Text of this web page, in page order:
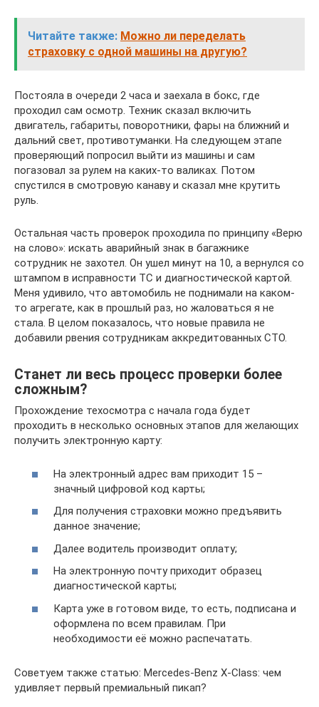
Читайте также: Можно ли переделать
страховку с одной машины на другую?
Постояла в очереди 2 часа и заехала в бокс, где
проходил сам осмотр. Техник сказал включить
двигатель, габариты, поворотники, фары на ближний и
дальний свет, противотуманки. На следующем этапе
проверяющий попросил выйти из машины и сам
погазовал за рулем на каких-то валиках. Потом
спустился в смотровую канаву и сказал мне крутить
руль.
Остальная часть проверок проходила по принципу «Верю
на слово»: искать аварийный знак в багажнике
сотрудник не захотел. Он ушел минут на 10, а вернулся со
штампом в исправности ТС и диагностической картой.
Меня удивило, что автомобиль не поднимали на каком-
то агрегате, как в прошлый раз, но жаловаться я не
стала. В целом показалось, что новые правила не
добавили рвения сотрудникам аккредитованных СТО.
Станет ли весь процесс проверки более
сложным?
Прохождение техосмотра с начала года будет
проходить в несколько основных этапов для желающих
получить электронную карту:
На электронный адрес вам приходит 15 –
значный цифровой код карты;
Для получения страховки можно предъявить
данное значение;
Далее водитель производит оплату;
На электронную почту приходит образец
диагностической карты;
Карта уже в готовом виде, то есть, подписана и
оформлена по всем правилам. При
необходимости её можно распечатать.
Советуем также статью: Mercedes-Benz X-Class: чем
удивляет первый премиальный пикап?